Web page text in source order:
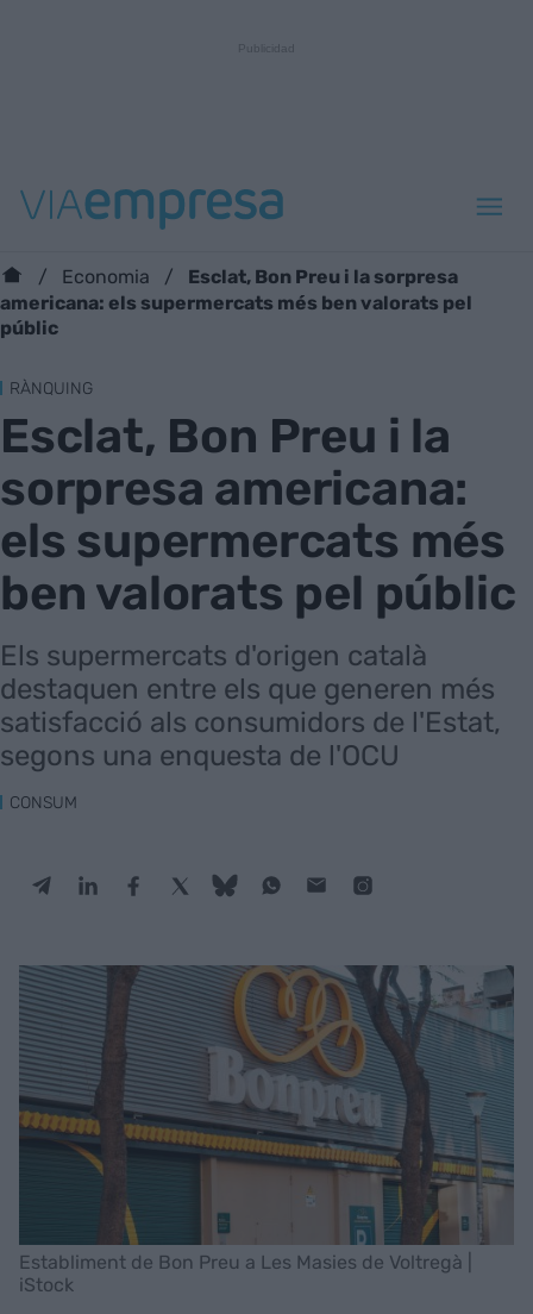
Economia
Esclat, Bon Preu i la sorpresa
americana: els supermercats més ben valorats pel
públic
RÀNQUING
Esclat, Bon Preu i la
sorpresa americana:
els supermercats més
ben valorats pel públic
Els supermercats d'origen català
destaquen entre els que generen més
satisfacció als consumidors de l'Estat,
segons una enquesta de l'OCU
CONSUM
Establiment de Bon Preu a Les Masies de Voltregà |
iStock